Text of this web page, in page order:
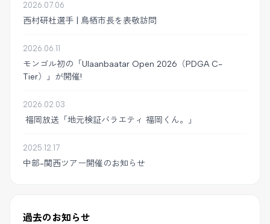
2026.07.06
西村研杜選手 | 鳥栖市長を表敬訪問
2026.06.11
モンゴル初の「Ulaanbaatar Open 2026（PDGA C-
Tier）」が開催!
2026.02.03
福岡放送「地元検証バラエティ 福岡くん。」
2025.12.17
中部-関西ツアー開催のお知らせ
過去のお知らせ